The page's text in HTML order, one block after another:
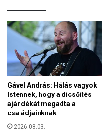
m
á
b
B
e
r
M
i
k
t
é
h
a
l
a
s
z
t
Gável András: Hálás vagyok
Istennek, hogy a dicsőítés
ajándékát megadta a
családjainknak
2026.08.03.